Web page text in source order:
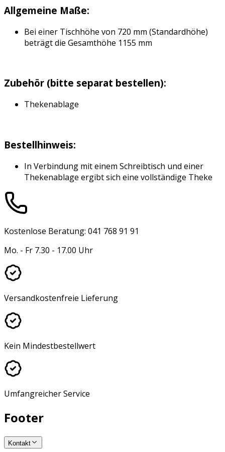
Allgemeine Maße:
Bei einer Tischhöhe von 720 mm (Standardhöhe)
beträgt die Gesamthöhe 1155 mm
Zubehör (bitte separat bestellen):
Thekenablage
Bestellhinweis:
In Verbindung mit einem Schreibtisch und einer
Thekenablage ergibt sich eine vollständige Theke
Kostenlose Beratung: 041 768 91 91
Mo. - Fr 7.30 - 17.00 Uhr
Versandkostenfreie Lieferung
Kein Mindestbestellwert
Umfangreicher Service
Footer
Kontakt